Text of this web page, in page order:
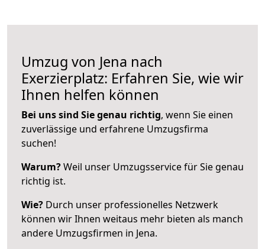
Umzug von Jena nach
Exerzierplatz: Erfahren Sie, wie wir
Ihnen helfen können
Bei uns sind Sie genau richtig, wenn Sie einen
zuverlässige und erfahrene Umzugsfirma
suchen!
Warum?Weil unser Umzugsservice für Sie genau
richtig ist.
Wie? Durch unser professionelles Netzwerk
können wir Ihnen weitaus mehr bieten als manch
andere Umzugsfirmen in Jena.